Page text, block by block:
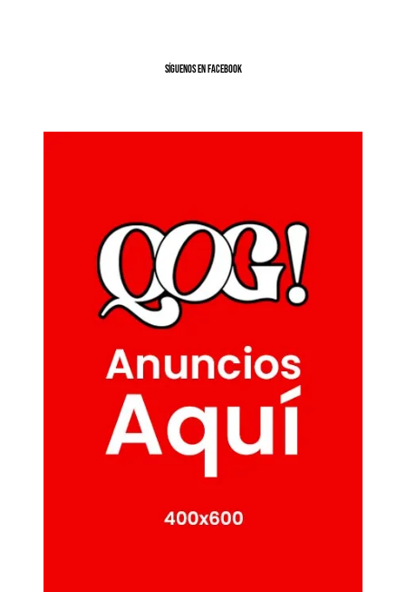
SíGUENOS EN FACEBOOK